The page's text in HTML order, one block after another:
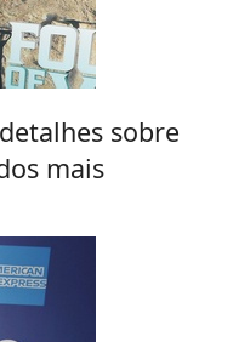
sobre
mais